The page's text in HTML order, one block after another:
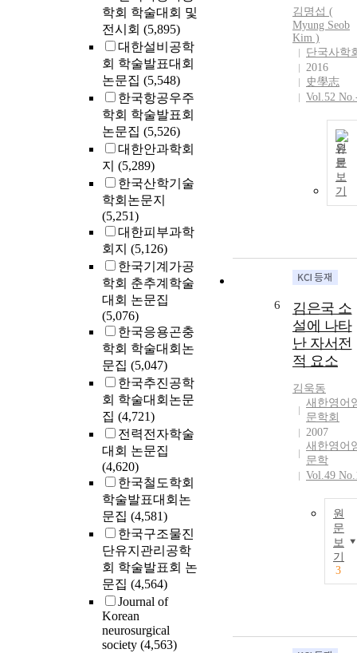
학회 학술대회 및
전시회 (5,895)
대한설비공학
회 학술발표대회
논문집 (5,548)
한국항공우주
학회 학술발표회
논문집 (5,526)
대한안과학회
지 (5,289)
한국산학기술
학회논문지
(5,251)
대한피부과학
회지 (5,126)
한국기계가공
학회 춘추계학술
대회 논문집
(5,076)
한국응용곤충
학회 학술대회논
문집 (5,047)
한국추진공학
회 학술대회논문
집 (4,721)
전력전자학술
대회 논문집
(4,620)
한국철도학회
학술발표대회논
문집 (4,581)
한국구조물진
단유지관리공학
회 학술발표회 논
문집 (4,564)
Journal of
Korean
neurosurgical
society (4,563)
김명섭 (
Myung Seob
Kim )
단국사학
2016
史學志
Vol.52
원
문
보
기
6
김은국 소
설에 나타
난 자서전
적 요소
김욱동
새한영어
문학회
2007
새한영어
문학
Vol.49
원
문
보
기
3